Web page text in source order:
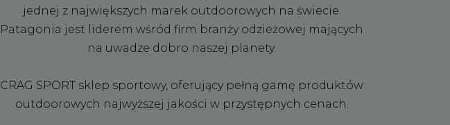
jednej z największych marek outdoorowych na świecie.
Patagonia jest liderem wśród firm branży odzieżowej mających
na uwadze dobro naszej planety.
CRAG SPORT sklep sportowy, oferujący pełną gamę produktów
outdoorowych najwyższej jakości w przystępnych cenach.